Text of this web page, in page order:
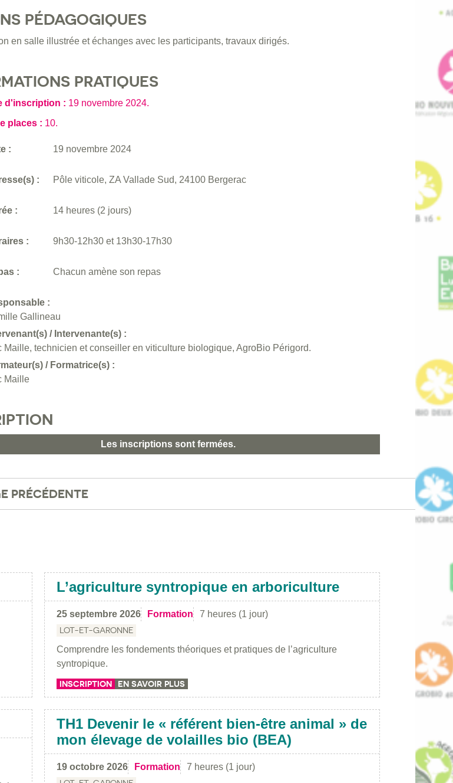
PÉDAGOGIQUES
en salle illustrée et échanges avec les participants, travaux dirigés.
PRATIQUES
d'inscription : 19 novembre 2024.
places : 10.
: 19 novembre 2024
: Pôle viticole, ZA Vallade Sud, 24100 Bergerac
: 14 heures (2 jours)
: 9h30-12h30 et 13h30-17h30
: Chacun amène son repas
:
Gallineau
/ Intervenante(s) :
Maille, technicien et conseiller en viticulture biologique, AgroBio Périgord.
/ Formatrice(s) :
Maille
Les inscriptions sont fermées.
PRÉCÉDENTE
L’agriculture syntropique en arboriculture
25 septembre 2026 Formation 7 heures (1 jour)
LOT-ET-GARONNE
Comprendre les fondements théoriques et pratiques de l’agriculture
syntropique.
INSCRIPTION EN SAVOIR PLUS
TH1 Devenir le « référent bien-être animal » de
mon élevage de volailles bio (BEA)
19 octobre 2026 Formation 7 heures (1 jour)